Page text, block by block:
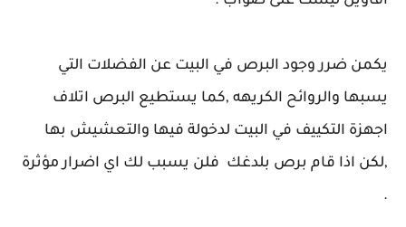
يكمن ضرر وجود البرص في البيت عن الفضلات التي
يسبها والروائح الكريهه ,كما يستطيع البرص اتلاف
اجهزة التكييف في البيت لدخولة فيها والتعشيش بها
,لكن اذا قام برص بلدغك فلن يسبب لك اي اضرار مؤثرة
.